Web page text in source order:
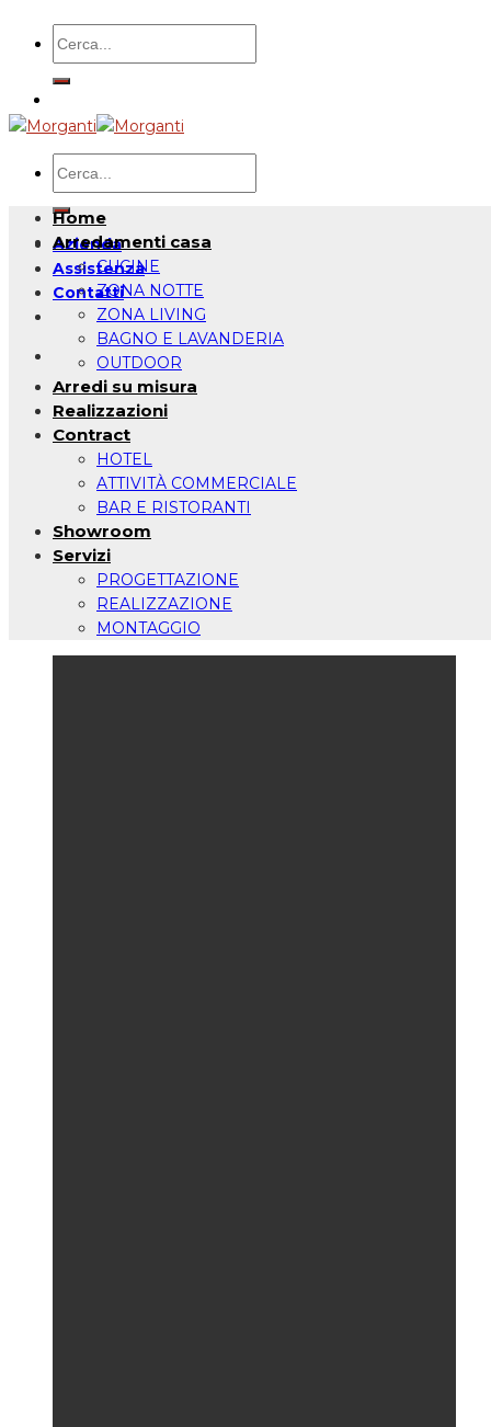
contenuti
Cerca:
Cerca:
Azienda
Assistenza
Contatti
Home
Arredamenti casa
CUCINE
ZONA NOTTE
ZONA LIVING
BAGNO E LAVANDERIA
OUTDOOR
Arredi su misura
Realizzazioni
Contract
HOTEL
ATTIVITÀ COMMERCIALE
BAR E RISTORANTI
Showroom
Servizi
PROGETTAZIONE
REALIZZAZIONE
MONTAGGIO